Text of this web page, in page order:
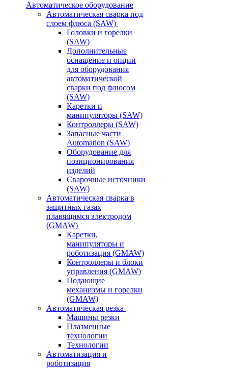
Автоматическое оборудование
Автоматическая сварка под
слоем флюса (SAW)
Головки и горелки
(SAW)
Дополнительные
оснащение и опции
для оборудования
автоматической
сварки под флюсом
(SAW)
Каретки и
манипуляторы (SAW)
Контроллеры (SAW)
Запасные части
Automation (SAW)
Оборудование для
позиционирования
изделий
Сварочные источники
(SAW)
Автоматическая сварка в
защитных газах
плавящимся электродом
(GMAW)
Каретки,
манипуляторы и
роботизация (GMAW)
Контроллеры и блоки
управления (GMAW)
Подающие
механизмы и горелки
(GMAW)
Автоматическая резка
Машины резки
Плазменные
технологии
Технологии
Автоматизация и
роботизация